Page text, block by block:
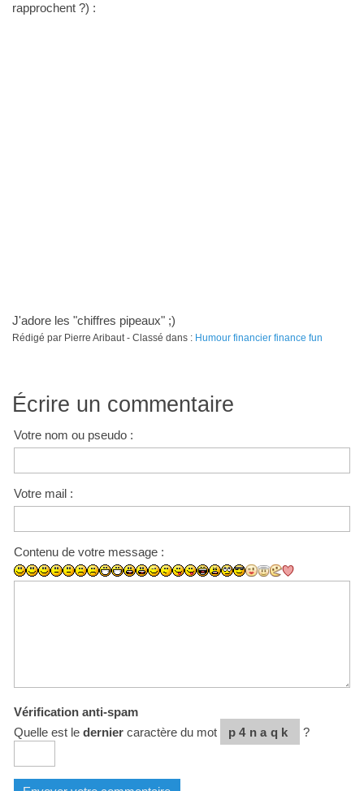
rapprochent ?) :
J'adore les "chiffres pipeaux" ;)
Rédigé par Pierre Aribaut - Classé dans : Humour financier finance fun
Écrire un commentaire
Votre nom ou pseudo :
Votre mail :
Contenu de votre message :
Vérification anti-spam
Quelle est le derniercaractère du mot p4naqk ?